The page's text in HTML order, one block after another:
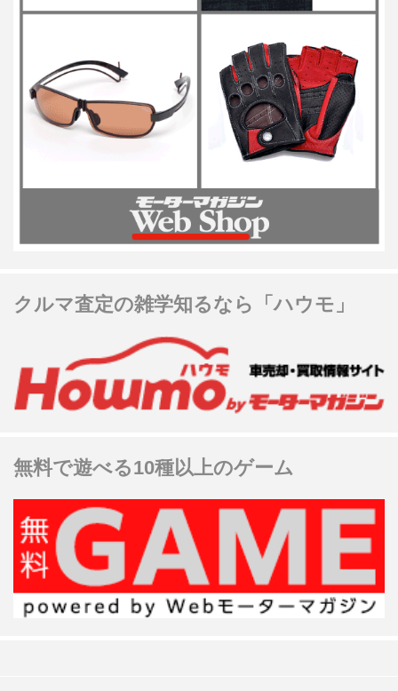
クルマ査定の雑学知るなら「ハウモ」
無料で遊べる10種以上のゲーム